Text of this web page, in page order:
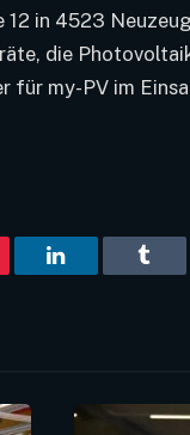
in 4523
die
für my-PV im
LinkedIn